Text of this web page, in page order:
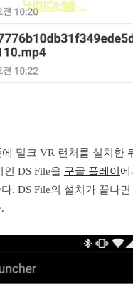
밀크 VR 런처를 설치한
DS File을 구글 플레이
. DS File의 설치가 끝나면